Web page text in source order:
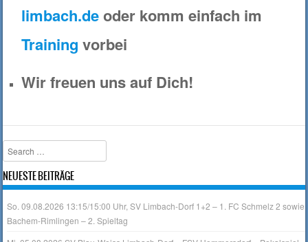
limbach.deoder komm einfach im
Training vorbei
Wir freuen uns auf Dich!
Search
NEUESTE BEITRÄGE
So. 09.08.2026 13:15/15:00 Uhr, SV Limbach-Dorf 1+2 – 1. FC Schmelz 2 sowie
Bachem-Rimlingen – 2. Spieltag